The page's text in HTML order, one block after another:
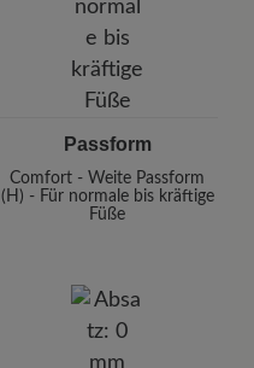
Passform
Comfort - Weite Passform
(H) - Für normale bis kräftige
Füße